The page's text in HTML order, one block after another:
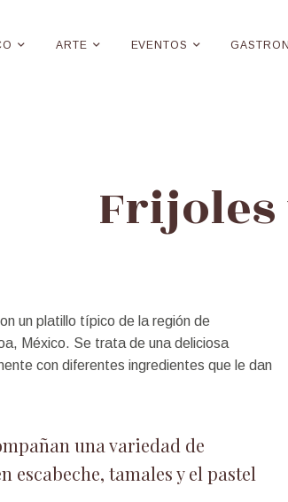
ARTE EVENTOS
Frijoles
un platillo típico de la región de
México. Se trata de una deliciosa
con diferentes ingredientes que le dan
una variedad de
tamales y el pastel